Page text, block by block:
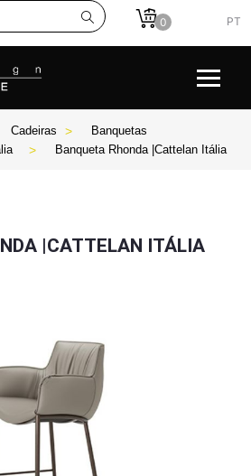
0 PT
Cadeiras
Banquetas
Banqueta Rhonda |Cattelan Itália
|CATTELAN ITÁLIA